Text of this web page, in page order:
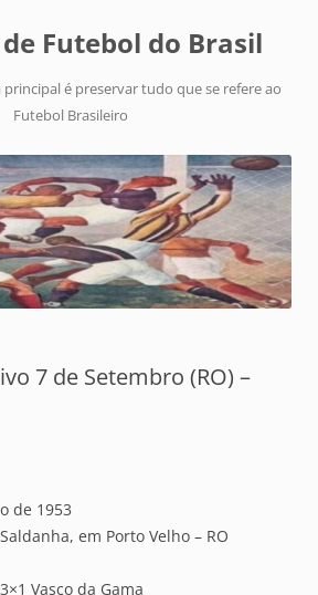
Futebol do Brasil
é preservar tudo que se refere ao
Futebol Brasileiro
7 de Setembro (RO) –
de 1953
em Porto Velho – RO
Vasco da Gama